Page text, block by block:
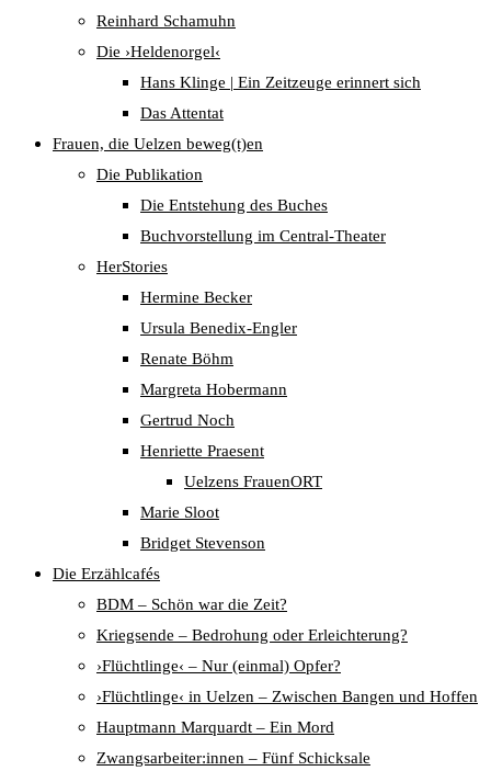
Reinhard Schamuhn
Die ›Heldenorgel‹
Hans Klinge | Ein Zeitzeuge erinnert sich
Das Attentat
Frauen, die Uelzen beweg(t)en
Die Publikation
Die Entstehung des Buches
Buchvorstellung im Central-Theater
HerStories
Hermine Becker
Ursula Benedix-Engler
Renate Böhm
Margreta Hobermann
Gertrud Noch
Henriette Praesent
Uelzens FrauenORT
Marie Sloot
Bridget Stevenson
Die Erzählcafés
BDM – Schön war die Zeit?
Kriegsende – Bedrohung oder Erleichterung?
›Flüchtlinge‹ – Nur (einmal) Opfer?
›Flüchtlinge‹ in Uelzen – Zwischen Bangen und Hoffen
Hauptmann Marquardt – Ein Mord
Zwangsarbeiter:innen – Fünf Schicksale